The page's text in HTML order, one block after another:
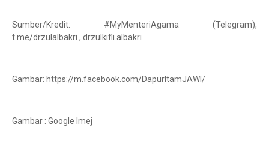
Sumber/Kredit: #MyMenteriAgama (Telegram),
t.me/drzulalbakri , drzulkifli.albakri
Gambar: https://m.facebook.com/DapurItamJAWI/
Gambar : Google Imej